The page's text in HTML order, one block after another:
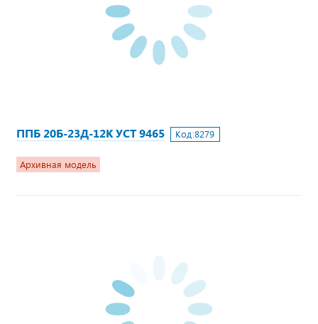
ППБ 20Б-23Д-12К УСТ 9465 Код:8279
Архивная модель